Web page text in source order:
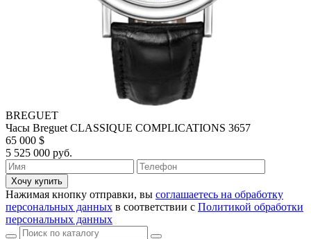
BREGUET
Часы Breguet CLASSIQUE COMPLICATIONS 3657
65 000 $
5 525 000 руб.
Хочу купить
Нажимая кнопку отправки, вы соглашаетесь на обработку
персональных данных в соответствии с Политикой обработки
персональных данных